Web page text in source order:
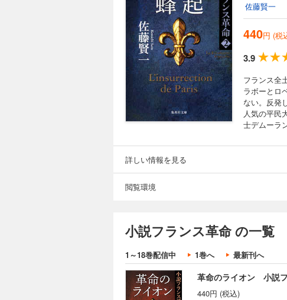
佐藤賢一
440円 (税
3.9
フランス全
ラボーとロ
ない。反発
人気の平民
士デムーラ
詳しい情報を見る
閲覧環境
小説フランス革命 の一覧
1～18巻配信中 1巻へ 最新刊へ
革命のライオン 小説
440円 (税込)